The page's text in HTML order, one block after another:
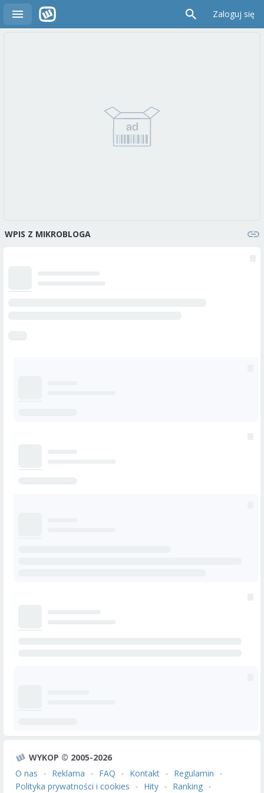
Zaloguj się
WPIS Z MIKROBLOGA
WYKOP © 2005-2026
O nas
Reklama FAQ Kontakt
Regulamin
Polityka prywatności i cookies
Hity Ranking